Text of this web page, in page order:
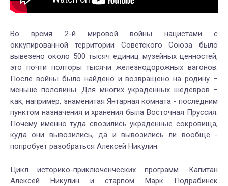
Во время 2-й мировой войны нацистами с
оккупированной территории Советского Союза было
вывезено около 500 тысяч единиц музейных ценностей,
это почти полторы тысячи железнодорожных вагонов.
После войны было найдено и возвращено на родину –
меньше половины. Для многих украденных шедевров –
как, например, знаменитая Янтарная комната - последним
пунктом назначения и хранения была Восточная Пруссия.
Почему именно туда свозились украденные сокровища,
куда они вывозились, да и вывозились ли вообще -
попробует разобраться Алексей Никулин.
Цикл историко-приключенческих программ. Капитан
Алексей Никулин и старпом Марк Подрабинек